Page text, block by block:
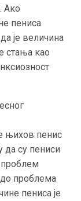
Ако
пениса
је величина
стања као
њихов пенис
да су пениси
проблем
проблема
пениса је